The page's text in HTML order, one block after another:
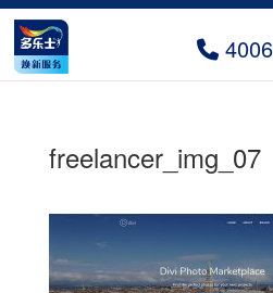
freelancer_img_07